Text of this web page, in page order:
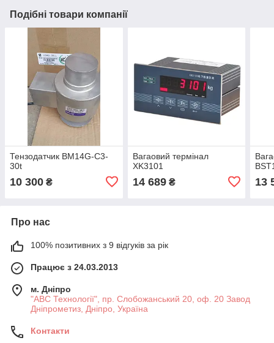
Подібні товари компанії
Тензодатчик BM14G-С3-
30t
10 300 ₴
Вагаовий термінал
XK3101
14 689₴ 13
Про нас
100% позитивних з 9 відгуків за рік
Працює з 24.03.2013
м. Дніпро
"АВС Технології", пр. Слобожанський 20, оф. 20 Завод
Дніпрометиз, Дніпро, Україна
Контакти